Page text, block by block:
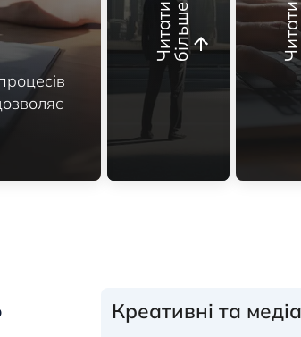
Ч
и
т
а
т
и
б
і
л
ь
ше
Креативні та